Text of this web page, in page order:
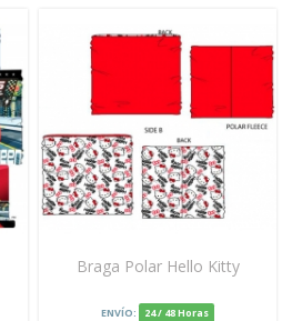
Braga Polar Hello Kitty
ENVÍO: 24 / 48 Horas